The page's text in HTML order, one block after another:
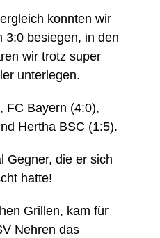
konnten wir
3:0 besiegen, in den
wir trotz super
unterlegen.
FC Bayern (4:0),
Hertha BSC (1:5).
Gegner, die er sich
hatte!
Grillen, kam für
Nehren das